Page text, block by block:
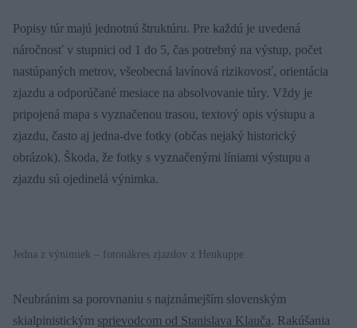
Popisy túr majú jednotnú štruktúru. Pre každú je uvedená
náročnosť v stupnici od 1 do 5, čas potrebný na výstup, počet
nastúpaných metrov, všeobecná lavínová rizikovosť, orientácia
zjazdu a odporúčané mesiace na absolvovanie túry. Vždy je
pripojená mapa s vyznačenou trasou, textový opis výstupu a
zjazdu, často aj jedna-dve fotky (občas nejaký historický
obrázok). Škoda, že fotky s vyznačenými líniami výstupu a
zjazdu sú ojedinelá výnimka.
Jedna z výnimiek – fotonákres zjazdov z Heukuppe
Neubránim sa porovnaniu s najznámejším slovenským
skialpinistickým sprievodcom od Stanislava Klauča. Rakúšania